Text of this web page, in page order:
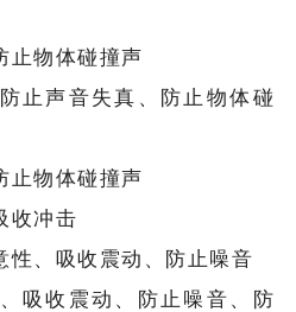
物体碰撞声
止声音失真、防止物体碰
物体碰撞声
收冲击
、吸收震动、防止噪音
吸收震动、防止噪音、防